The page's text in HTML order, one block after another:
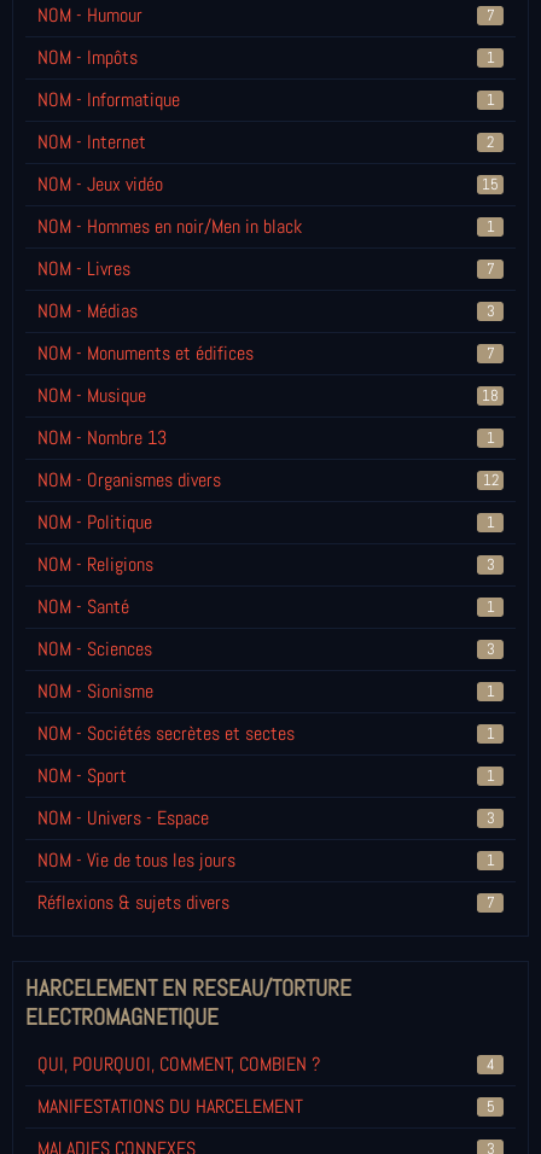
NOM - Humour 7
NOM - Impôts 1
NOM - Informatique 1
NOM - Internet 2
NOM - Jeux vidéo 15
NOM - Hommes en noir/Men in black 1
NOM - Livres 7
NOM - Médias 3
NOM - Monuments et édifices 7
NOM - Musique 18
NOM - Nombre 13 1
NOM - Organismes divers 12
NOM - Politique 1
NOM - Religions 3
NOM - Santé 1
NOM - Sciences 3
NOM - Sionisme 1
NOM - Sociétés secrètes et sectes 1
NOM - Sport 1
NOM - Univers - Espace 3
NOM - Vie de tous les jours 1
Réflexions & sujets divers 7
HARCELEMENT EN RESEAU/TORTURE
ELECTROMAGNETIQUE
QUI, POURQUOI, COMMENT, COMBIEN ? 4
MANIFESTATIONS DU HARCELEMENT 5
MALADIES CONNEXES 3